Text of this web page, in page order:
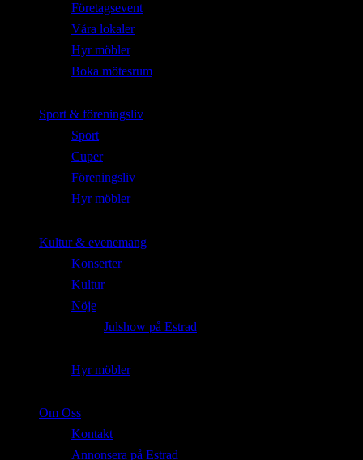
Företagsevent
Våra lokaler
Hyr möbler
Boka mötesrum
Sport & föreningsliv
Sport
Cuper
Föreningsliv
Hyr möbler
Kultur & evenemang
Konserter
Kultur
Nöje
Julshow på Estrad
Hyr möbler
Om Oss
Kontakt
Annonsera på Estrad